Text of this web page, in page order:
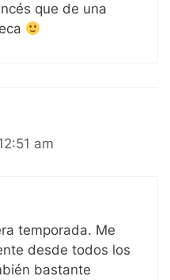
que de una
am
temporada. Me
desde todos los
bastante